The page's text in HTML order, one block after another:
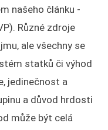
našeho článku -
Různé zdroje
ale všechny se
statků či výhod
jedinečnost a
a důvod hrdosti
může být celá